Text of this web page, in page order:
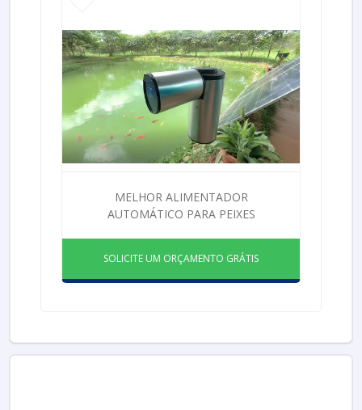
MELHOR ALIMENTADOR
AUTOMÁTICO PARA PEIXES
SOLICITE UM ORÇAMENTO GRÁTIS